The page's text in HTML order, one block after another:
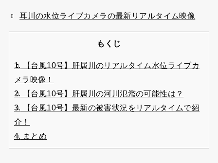
耳川の水位ライブカメラの最新リアルタイム映像
もくじ
1.
【台風10号】肝属川のリアルタイム水位ライブカ
メラ映像！
2.
【台風10号】肝属川の河川氾濫の可能性は？
3.
【台風10号】最新の被害状況をリアルタイムで紹
介！
4. まとめ